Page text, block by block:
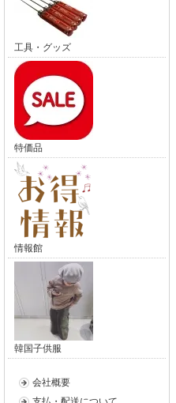
工具・グッズ
特価品
情報館
韓国子供服
会社概要